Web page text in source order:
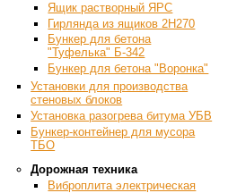
Ящик растворный ЯРС
Гирлянда из ящиков 2Н270
Бункер для бетона
"Туфелька" Б-342
Бункер для бетона "Воронка"
Установки для производства
стеновых блоков
Установка разогрева битума УБВ
Бункер-контейнер для мусора
ТБО
Дорожная техника
Виброплита электрическая